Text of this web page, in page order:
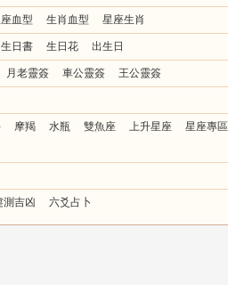
血型 生肖血型 星座生肖
生日書 生日花 出生日
月老靈簽 車公靈簽 王公靈簽
摩羯 水瓶 雙魚座 上升星座
星座專區
測吉凶 六爻占卜